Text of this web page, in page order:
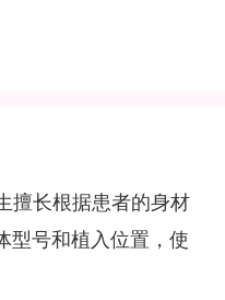
擅长根据患者的身材
型号和植入位置，使